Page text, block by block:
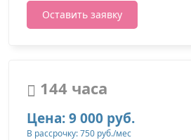
Оставить заявку
144 часа
Цена: 9 000 руб.
В рассрочку: 750 руб./мес